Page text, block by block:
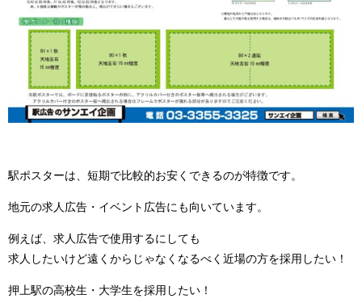
駅ポスターは、短期で比較的お安くできるのが特徴です。
地元の求人広告・イベント広告にも向いています。
例えば、求人広告で使用するにしても
求人したいけど遠くからじゃなくなるべく近場の方を採用したい！
押上駅の高校生・大学生を採用したい！